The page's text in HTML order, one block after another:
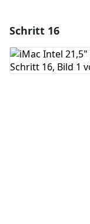
Kommentar
Schritt 16